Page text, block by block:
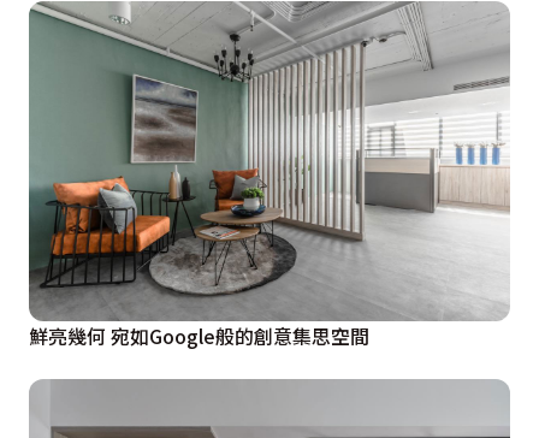
鮮亮幾何 宛如Google般的創意集思空間